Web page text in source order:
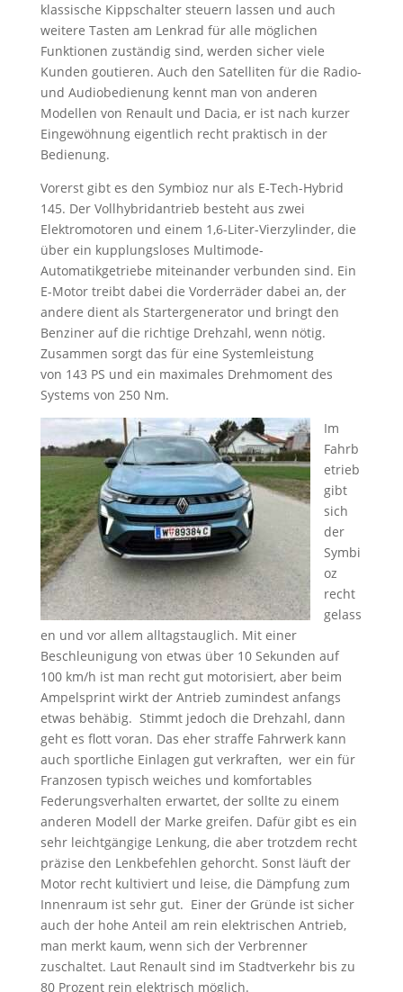
klassische Kippschalter steuern lassen und auch
weitere Tasten am Lenkrad für alle möglichen
Funktionen zuständig sind, werden sicher viele
Kunden goutieren. Auch den Satelliten für die Radio-
und Audiobedienung kennt man von anderen
Modellen von Renault und Dacia, er ist nach kurzer
Eingewöhnung eigentlich recht praktisch in der
Bedienung.
Vorerst gibt es den Symbioz nur als E-Tech-Hybrid
145. Der Vollhybridantrieb besteht aus zwei
Elektromotoren und einem 1,6-Liter-Vierzylinder, die
über ein kupplungsloses Multimode-
Automatikgetriebe miteinander verbunden sind. Ein
E-Motor treibt dabei die Vorderräder dabei an, der
andere dient als Startergenerator und bringt den
Benziner auf die richtige Drehzahl, wenn nötig.
Zusammen sorgt das für eine Systemleistung
von 143 PS und ein maximales Drehmoment des
Systems von 250 Nm.
Im
Fahrb
etrieb
gibt
sich
der
Symbi
oz
recht
gelass
en und vor allem alltagstauglich. Mit einer
Beschleunigung von etwas über 10 Sekunden auf
100 km/h ist man recht gut motorisiert, aber beim
Ampelsprint wirkt der Antrieb zumindest anfangs
etwas behäbig. Stimmt jedoch die Drehzahl, dann
geht es flott voran. Das eher straffe Fahrwerk kann
auch sportliche Einlagen gut verkraften, wer ein für
Franzosen typisch weiches und komfortables
Federungsverhalten erwartet, der sollte zu einem
anderen Modell der Marke greifen. Dafür gibt es ein
sehr leichtgängige Lenkung, die aber trotzdem recht
präzise den Lenkbefehlen gehorcht. Sonst läuft der
Motor recht kultiviert und leise, die Dämpfung zum
Innenraum ist sehr gut. Einer der Gründe ist sicher
auch der hohe Anteil am rein elektrischen Antrieb,
man merkt kaum, wenn sich der Verbrenner
zuschaltet. Laut Renault sind im Stadtverkehr bis zu
80 Prozent rein elektrisch möglich.